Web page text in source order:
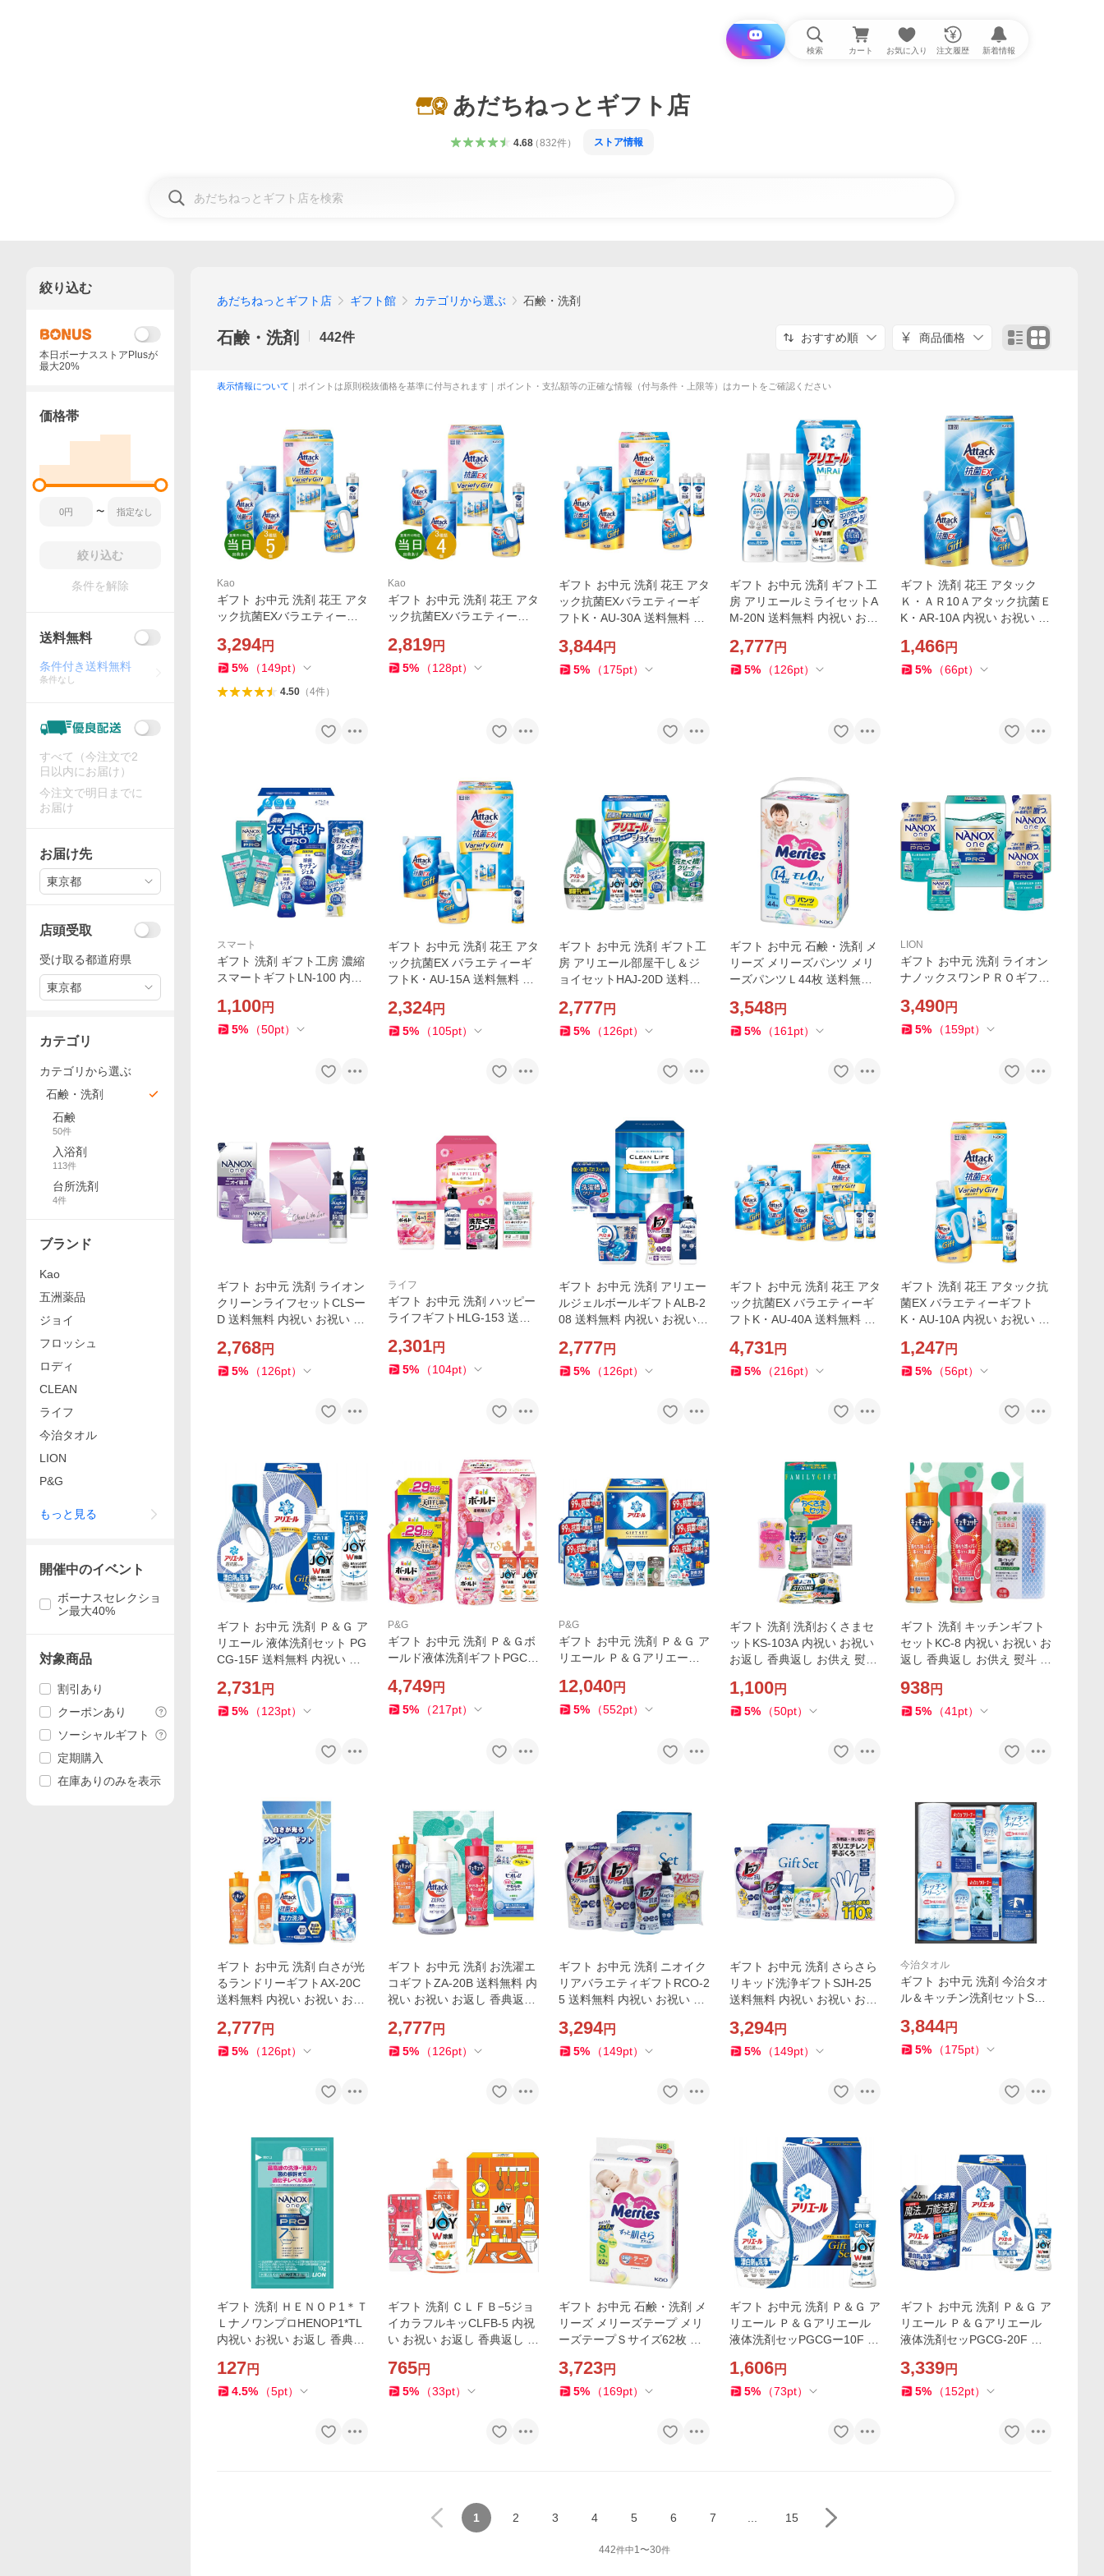
i と探す 検索 カート お気に入り 注文履歴 新着情報
あだちねっとギフト店
4.68（832件） ストア情報
あだちねっとギフト店 ギフト館 カテゴリから選ぶ 石鹸・洗剤
石鹸・洗剤 442件 おすすめ順 商品価格
表示情報について ｜ポイントは原則税抜価格を基準に付与されます｜ポイント・支払額等の正確な情報（付与条件・上限等）はカートをご確認ください
Kao
ギフト お中元 洗剤 花王 アタ
ック抗菌EXバラエティーギ
発送 内祝い お祝い お返し 香
典返し お供え 熨斗 のし対応
3,294円
5% （149pt）
4.50（4件）
Kao
ギフト お中元 洗剤 花王 アタ
ック抗菌EXバラエティーギ
発送 内祝い お祝い お返し 香
典返し お供え 熨斗 のし対応
2,819円
5% （128pt）
ギフト お中元 洗剤 花王 アタ
ック抗菌EXバラエティーギ
フトK・AU-30A 送料無料 内
お供え 熨斗 のし対応
3,844円
5% （175pt）
ギフト お中元 洗剤 ギフト工
房 アリエールミライセットA
M-20N 送料無料 内祝い お祝
斗 のし対応
2,777円
5% （126pt）
ギフト 洗剤 花王 アタック
Ｋ・ＡＲ10Ａアタック抗菌Ｅ
K・AR-10A 内祝い お祝い お
し対応
1,466円
5% （66pt）
スマート
ギフト 洗剤 ギフト工房 濃縮
スマートギフトLN-100 内祝
供え 熨斗 のし対応
1,100円
5% （50pt）
ギフト お中元 洗剤 花王 アタ
ック抗菌EX バラエティーギ
フトK・AU-15A 送料無料 内
お供え 熨斗 のし対応
2,324円
5% （105pt）
ギフト お中元 洗剤 ギフト工
房 アリエール部屋干し＆ジ
ョイセットHAJ-20D 送料無
返し お供え 熨斗 のし対応
2,777円
5% （126pt）
ギフト お中元 石鹸・洗剤 メ
リーズ メリーズパンツ メリ
ーズパンツＬ44枚 送料無料
し お供え 熨斗 のし対応
3,548円
5% （161 pt）
LION
ギフト お中元 洗剤 ライオン
ナノックスワンＰＲＯギフト
い お祝い お返し 香典返し お
供え 熨斗 のし対応
3,490円
5% （159pt）
ギフト お中元 洗剤 ライオン
クリーンライフセットCLSー
D 送料無料 内祝い お祝い お
し対応
2,768円
5% （126pt）
ライフ
ギフト お中元 洗剤 ハッピー
ライフギフトHLG-153 送料
典返し お供え 熨斗 のし対応
2,301円
5% （104pt）
ギフト お中元 洗剤 アリエー
ルジェルボールギフトALB-2
08 送料無料 内祝い お祝い
のし対応
2,777円
5% （126pt）
ギフト お中元 洗剤 花王 アタ
ック抗菌EX バラエティーギ
フトK・AU-40A 送料無料 内
お供え
4,731円
5% （216pt）
ギフト 洗剤 花王 アタック抗
菌EX バラエティーギフト
K・AU-10A 内祝い お祝い お
し対応
1,247円
5% （56pt）
ギフト お中元 洗剤 Ｐ＆Ｇ ア
リエール 液体洗剤セット PG
CG-15F 送料無料 内祝い お
熨斗 のし対応
2,731円
5% （123pt）
P&G
ギフト お中元 洗剤 Ｐ＆Ｇボ
ールド液体洗剤ギフトPGCB-
お返し 香典返し お供え 熨斗
のし対応
4,749円
5% （217pt）
P&G
ギフト お中元 洗剤 Ｐ＆Ｇ ア
リエール Ｐ＆Ｇアリエール
FA 送料無料 内祝い お祝い
お返し 香典返し お供え 熨斗
12,040円
5% （552pt）
ギフト 洗剤 洗剤おくさまセ
ットKS-103A 内祝い お祝い
お返し 香典返し お供え 熨斗
1,100円
5% （50pt）
ギフト 洗剤 キッチンギフト
セットKC-8 内祝い お祝い お
返し 香典返し お供え 熨斗 の
938円
5% （41 pt）
ギフト お中元 洗剤 白さが光
るランドリーギフトAX-20C
送料無料 内祝い お祝い お返
対応
2,777円
5% （126pt）
ギフト お中元 洗剤 お洗濯エ
コギフトZA-20B 送料無料 内
祝い お祝い お返し 香典返し
2,777円
5% （126pt）
ギフト お中元 洗剤 ニオイク
リアバラエティギフトRCO-2
5 送料無料 内祝い お祝い お
し対応
3,294円
5% （149pt）
ギフト お中元 洗剤 さらさら
リキッド洗浄ギフトSJH-25
送料無料 内祝い お祝い お返
対応
3,294円
5% （149pt）
今治タオル
ギフト お中元 洗剤 今治タオ
ル＆キッチン洗剤セットSMA
お返し 香典返し お供え 熨斗
のし対応
3,844円
5% （175pt）
ギフト 洗剤 ＨＥＮＯＰ1＊Ｔ
ＬナノワンプロHENOP1*TL
内祝い お祝い お返し 香典返
127円
4.5% （5pt）
ギフト 洗剤 ＣＬＦＢ−5ジョ
イカラフルキッCLFB-5 内祝
い お祝い お返し 香典返し お
765円
5% （33pt）
ギフト お中元 石鹸・洗剤 メ
リーズ メリーズテープ メリ
ーズテープＳサイズ62枚 送
香典返し お供え 熨斗 のし対
応
3,723円
5% （169pt）
ギフト お中元 洗剤 Ｐ＆Ｇ ア
リエール Ｐ＆Ｇアリエール
液体洗剤セッPGCGー10F 内
お供え 熨斗 のし対応
1,606円
5% （73pt）
ギフト お中元 洗剤 Ｐ＆Ｇ ア
リエール Ｐ＆Ｇアリエール
液体洗剤セッPGCG-20F 送
香典返し お供え 熨斗 のし対
応
3,339円
5% （152pt）
1 2 3 4 5 6 7 15
442件中1〜30件
絞り込む
本日ボーナスストアPlusが
最大20%
価格帯
〜
絞り込む
条件を解除
送料無料
条件付き送料無料
条件なし
すべて（今注文で2
日以内にお届け）
今注文で明日までに
お届け
お届け先
東京都
店頭受取
受け取る都道府県
東京都
カテゴリ
カテゴリから選ぶ
石鹸・洗剤
石鹸
50件
入浴剤
113件
台所洗剤
4件
ブランド
Kao
五洲薬品
ジョイ
フロッシュ
ロディ
CLEAN
ライフ
今治タオル
LION
P&G
もっと見る
開催中のイベント
ボーナスセレクショ
ン最大40%
対象商品
割引あり
クーポンあり
ソーシャルギフト
定期購入
在庫ありのみを表示